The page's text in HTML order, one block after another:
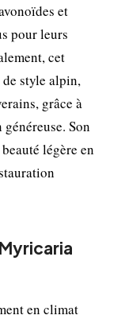
et
pour leurs
cet
style alpin,
grâce à
Son
légère en
en climat